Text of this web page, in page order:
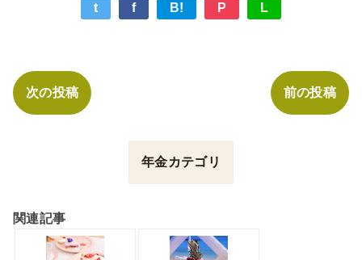
t f B! P L
次の投稿 前の投稿
年金カテゴリ
関連記事